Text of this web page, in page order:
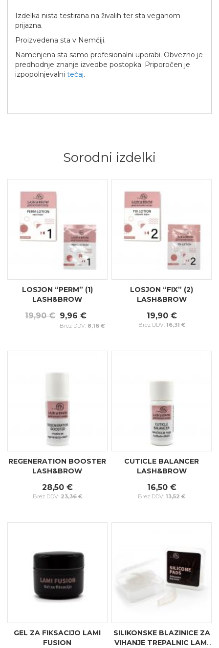
Izdelka nista testirana na živalih ter sta veganom
prijazna.
Proizvedena sta v Nemčiji.
Namenjena sta samo profesionalni uporabi. Obvezno je
predhodnje znanje izvedbe postopka. Priporočen je
izpopolnjevalni tečaj.
Sorodni izdelki
LOSJON “PERM” (1)
LASH&BROW
9,96 €
8,16 €
19,90 €
LOSJON “FIX” (2)
LASH&BROW
19,90 €
16,31 €
REGENERATION BOOSTER
LASH&BROW
28,50 €
23,36 €
CUTICLE BALANCER
LASH&BROW
16,50 €
13,52 €
GEL ZA FIKSACIJO LAMI
FUSION
SILIKONSKE BLAZINICE ZA
VIHANJE TREPALNIC LAMI